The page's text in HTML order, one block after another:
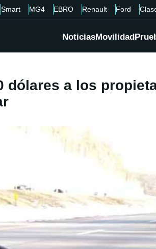
Smart MG4 EBRO Renault Ford
NoticiasMovilidad
dólares a los